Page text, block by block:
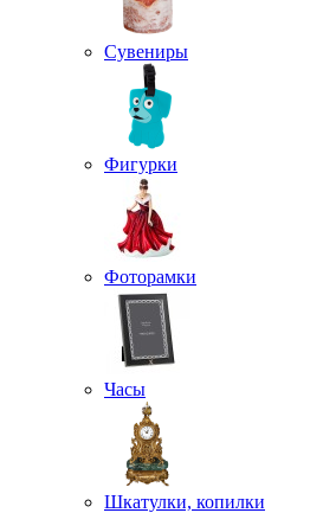
Сувениры
Фигурки
Фоторамки
Часы
Шкатулки, копилки